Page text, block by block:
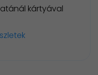
kártyával